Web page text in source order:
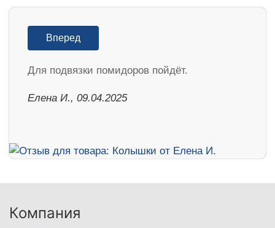
Вперед
Для подвязки помидоров пойдёт.
Елена И., 09.04.2025
Компания